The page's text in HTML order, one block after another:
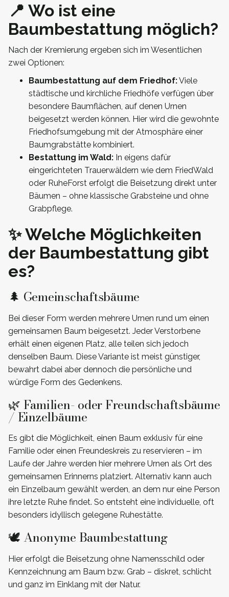
📍 Wo ist eine
Baumbestattung möglich?
Nach der Kremierung ergeben sich im Wesentlichen
zwei Optionen:
Baumbestattung auf dem Friedhof:Viele
städtische und kirchliche Friedhöfe verfügen über
besondere Baumflächen, auf denen Urnen
beigesetzt werden können. Hier wird die gewohnte
Friedhofsumgebung mit der Atmosphäre einer
Baumgrabstätte kombiniert.
Bestattung im Wald: In eigens dafür
eingerichteten Trauerwäldern wie dem FriedWald
oder RuheForst erfolgt die Beisetzung direkt unter
Bäumen – ohne klassische Grabsteine und ohne
Grabpflege.
✨ Welche Möglichkeiten
der Baumbestattung gibt
es?
🌲 Gemeinschaftsbäume
Bei dieser Form werden mehrere Urnen rund um einen
gemeinsamen Baum beigesetzt. Jeder Verstorbene
erhält einen eigenen Platz, alle teilen sich jedoch
denselben Baum. Diese Variante ist meist günstiger,
bewahrt dabei aber dennoch die persönliche und
würdige Form des Gedenkens.
🌿 Familien- oder Freundschaftsbäume
/ Einzelbäume
Es gibt die Möglichkeit, einen Baum exklusiv für eine
Familie oder einen Freundeskreis zu reservieren – im
Laufe der Jahre werden hier mehrere Urnen als Ort des
gemeinsamen Erinnerns platziert. Alternativ kann auch
ein Einzelbaum gewählt werden, an dem nur eine Person
ihre letzte Ruhe findet. So entsteht eine individuelle, oft
besonders idyllisch gelegene Ruhestätte.
🕊️ Anonyme Baumbestattung
Hier erfolgt die Beisetzung ohne Namensschild oder
Kennzeichnung am Baum bzw. Grab – diskret, schlicht
und ganz im Einklang mit der Natur.